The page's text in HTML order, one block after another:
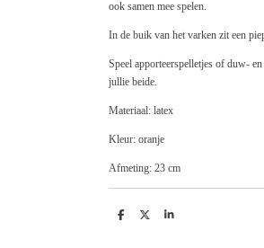
ook samen mee spelen.
In de buik van het varken zit een
Speel apporteerspelletjes of duw-
jullie beide.
Materiaal: latex
Kleur: oranje
Afmeting: 23 cm
D
D
S